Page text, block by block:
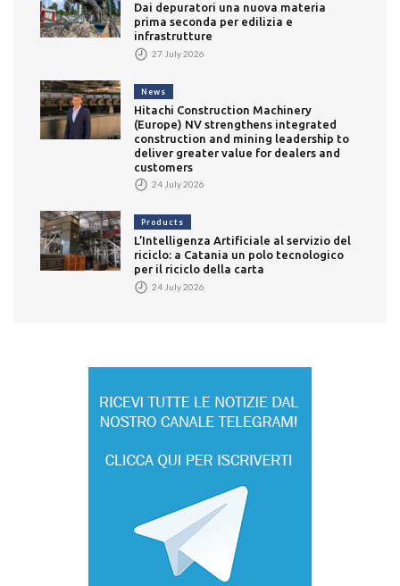
Dai depuratori una nuova materia
prima seconda per edilizia e
infrastrutture
27 July 2026
News
Hitachi Construction Machinery
(Europe) NV strengthens integrated
construction and mining leadership to
deliver greater value for dealers and
customers
24 July 2026
Products
L’Intelligenza Artificiale al servizio del
riciclo: a Catania un polo tecnologico
per il riciclo della carta
24 July 2026